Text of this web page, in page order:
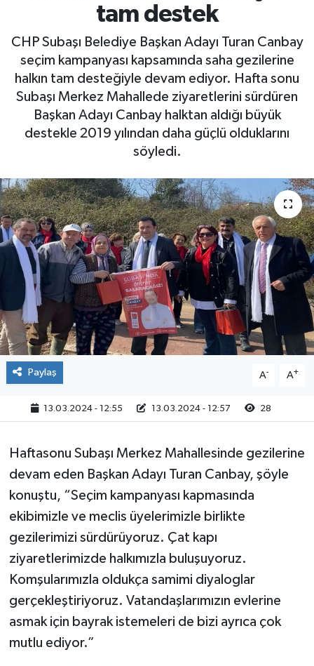
tam destek
CHP Subaşı Belediye Başkan Adayı Turan Canbay
seçim kampanyası kapsamında saha gezilerine
halkın tam desteğiyle devam ediyor. Hafta sonu
Subaşı Merkez Mahallede ziyaretlerini sürdüren
Başkan Adayı Canbay halktan aldığı büyük
destekle 2019 yılından daha güçlü olduklarını
söyledi.
Paylaş A- A+
13.03.2024 - 12:55 13.03.2024 - 12:57 28
Haftasonu Subaşı Merkez Mahallesinde gezilerine
devam eden Başkan Adayı Turan Canbay, şöyle
konuştu, “Seçim kampanyası kapmasında
ekibimizle ve meclis üyelerimizle birlikte
gezilerimizi sürdürüyoruz. Çat kapı
ziyaretlerimizde halkımızla buluşuyoruz.
Komşularımızla oldukça samimi diyaloglar
gerçekleştiriyoruz. Vatandaşlarımızın evlerine
asmak için bayrak istemeleri de bizi ayrıca çok
mutlu ediyor.”